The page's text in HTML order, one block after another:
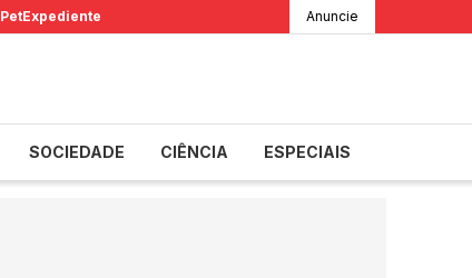
PetExpediente Anuncie
SOCIEDADE CIÊNCIA ESPECIAIS